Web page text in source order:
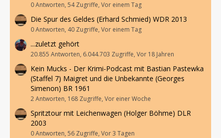
0 Antworten, 54 Zugriffe, Vor einem Tag
Die Spur des Geldes (Erhard Schmied) WDR 2013
0 Antworten, 40 Zugriffe, Vor einem Tag
...zuletzt gehört
20.855 Antworten, 6.044.703 Zugriffe, Vor 18 Jahren
Kein Mucks - Der Krimi-Podcast mit Bastian Pastewka
(Staffel 7) Maigret und die Unbekannte (Georges
Simenon) BR 1961
2 Antworten, 168 Zugriffe, Vor einer Woche
Spritztour mit Leichenwagen (Holger Böhme) DLR
2003
0 Antworten, 56 Zugriffe, Vor 3 Tagen